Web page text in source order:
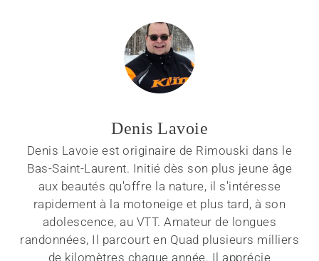
Denis Lavoie
Denis Lavoie est originaire de Rimouski dans le
Bas-Saint-Laurent. Initié dès son plus jeune âge
aux beautés qu'offre la nature, il s'intéresse
rapidement à la motoneige et plus tard, à son
adolescence, au VTT. Amateur de longues
randonnées, Il parcourt en Quad plusieurs milliers
de kilomètres chaque année. Il apprécie